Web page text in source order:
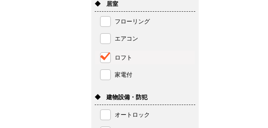
◆ 居室
フローリング
エアコン
ロフト
家電付
◆ 建物設備・防犯
オートロック